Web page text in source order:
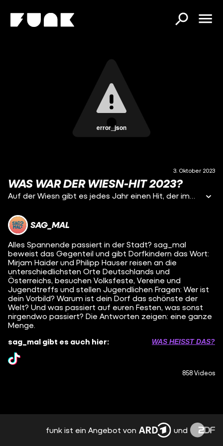
error_json
3. Oktober 2023
WAS WAR DER WIESN-HIT 2023?
Auf der Wiesn gibt es jedes Jahr einen Hit, der immer und immer wieder gespielt wird. Mirjam ist auf dem Oktoberfest unterwegs und will herausfinden, welcher Song dieses Jahr der beliebteste war.
SAG_MAL
Alles Spannende passiert in der Stadt? sag_mal
beweist das Gegenteil und gibt Dorfkindern das Wort:
Mirjam Haider und Philipp Hauser reisen an die
unterschiedlichsten Orte Deutschlands und
Österreichs, besuchen Volksfeste, Vereine und
Jugendtreffs und stellen Jugendlichen Fragen: Wer ist
dein Vorbild? Warum ist dein Dorf das schönste der
Welt? Und was passiert auf euren Festen, was sonst
nirgendwo passiert? Die Antworten zeigen: eine ganze
Menge.
sag_mal gibt es auch hier:
WAS HEISST DAS?
858 Videos
funk ist ein Angebot von und